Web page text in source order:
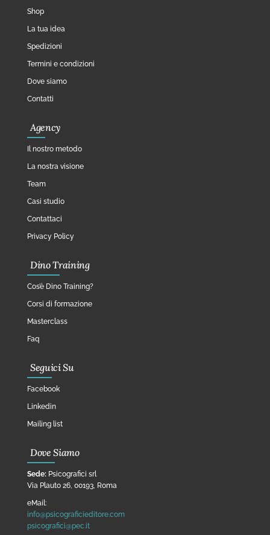
Shop
La tua idea
Spedizioni
Termini e condizioni
Dove siamo
Contatti
Agency
Il nostro metodo
La nostra visione
Team
Casi studio
Contattaci
Privacy Policy
Dino Training
Cos’è Dino Training?
Corsi di formazione
Masterclass
Faq
Seguici Su
Facebook
Linkedin
Mailing list
Dove Siamo
Sede: Psicografici srl
Via Plauto 26, 00193, Roma
eMail:
info@psicograficieditore.com
psicografici@pec.it